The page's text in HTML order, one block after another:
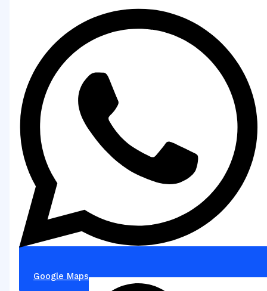
Google Maps